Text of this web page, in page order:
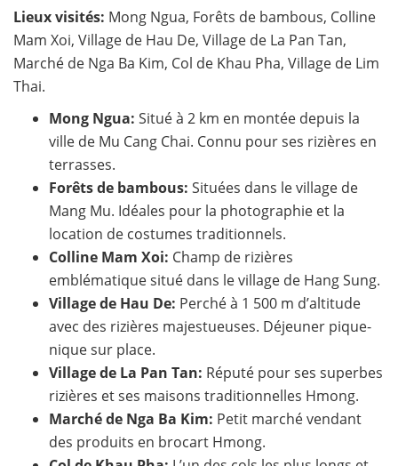
Lieux visités: Mong Ngua, Forêts de bambous, Colline
Mam Xoi, Village de Hau De, Village de La Pan Tan,
Marché de Nga Ba Kim, Col de Khau Pha, Village de Lim
Thai.
Mong Ngua: Situé à 2 km en montée depuis la
ville de Mu Cang Chai. Connu pour ses rizières en
terrasses.
Forêts de bambous: Situées dans le village de
Mang Mu. Idéales pour la photographie et la
location de costumes traditionnels.
Colline Mam Xoi: Champ de rizières
emblématique situé dans le village de Hang Sung.
Village de Hau De: Perché à 1 500 m d’altitude
avec des rizières majestueuses. Déjeuner pique-
nique sur place.
Village de La Pan Tan: Réputé pour ses superbes
rizières et ses maisons traditionnelles Hmong.
Marché de Nga Ba Kim: Petit marché vendant
des produits en brocart Hmong.